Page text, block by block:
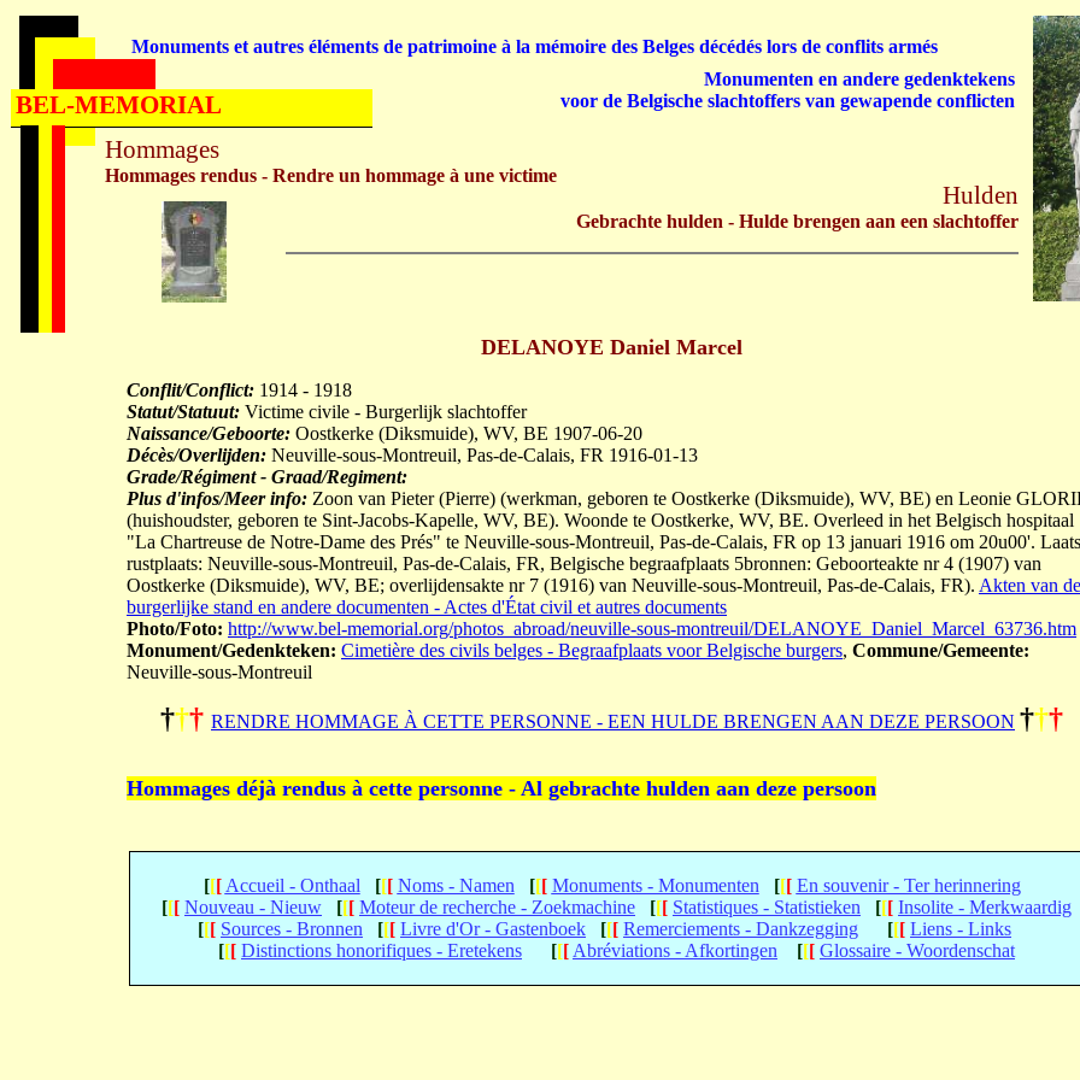
DELANOYE Daniel Marcel
Conflit/Conflict: 1914 - 1918
Statut/Statuut: Victime civile - Burgerlijk slachtoffer
Naissance/Geboorte: Oostkerke (Diksmuide), WV, BE 1907-06-20
Décès/Overlijden: Neuville-sous-Montreuil, Pas-de-Calais, FR 1916-01-13
Grade/Régiment - Graad/Regiment:
Plus d'infos/Meer info: Zoon van Pieter (Pierre) (werkman, geboren te Oostkerke (Diksmuide), WV, BE) en Leonie
(huishoudster, geboren te Sint-Jacobs-Kapelle, WV, BE). Woonde te Oostkerke, WV, BE. Overleed in het Belgisch hospitaal
"La Chartreuse de Notre-Dame des Prés" te Neuville-sous-Montreuil, Pas-de-Calais, FR op 13 januari 1916 om 20u00'.
rustplaats: Neuville-sous-Montreuil, Pas-de-Calais, FR, Belgische begraafplaats 5bronnen: Geboorteakte nr 4 (1907) van
Oostkerke (Diksmuide), WV, BE; overlijdensakte nr 7 (1916) van Neuville-sous-Montreuil, Pas-de-Calais, FR). Akten van de
burgerlijke stand en andere documenten - Actes d'État civil et autres documents
Photo/Foto: http://www.bel-memorial.org/photos_abroad/neuville-sous-montreuil/DELANOYE_Daniel_Marcel_63736.htm
Monument/Gedenkteken: Cimetière des civils belges - Begraafplaats voor Belgische burgers, Commune/Gemeente:
Neuville-sous-Montreuil
††† RENDRE HOMMAGE À CETTE PERSONNE - EEN HULDE BRENGEN AAN DEZE PERSOON †††
Hommages déjà rendus à cette personne - Al gebrachte hulden aan deze persoon
[[[ Accueil - Onthaal [[[ Noms - Namen [[[ Monuments - Monumenten [[[ En souvenir - Ter herinnering
[[[ Nouveau - Nieuw [[[ Moteur de recherche - Zoekmachine [[[ Statistiques - Statistieken [[[ Insolite - Merkwaardig
[[[ Sources - Bronnen [[[ Livre d'Or - Gastenboek [[[ Remerciements - Dankzegging [[[ Liens - Links
[[[ Distinctions honorifiques - Eretekens [[[ Abréviations - Afkortingen [[[ Glossaire - Woordenschat
Hommages
Hommages rendus - Rendre un hommage à une victime
Hulden
Gebrachte hulden - Hulde brengen aan een slachtoffer
Monuments et autres éléments de patrimoine à la mémoire des Belges décédés lors de conflits armés
Monumenten en andere gedenktekens
voor de Belgische slachtoffers van gewapende conflicten
BEL-MEMORIAL